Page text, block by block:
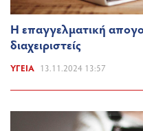
Η επαγγελματική
διαχειριστείς
ΥΓΕΊΑ 13.11.2024 13:57